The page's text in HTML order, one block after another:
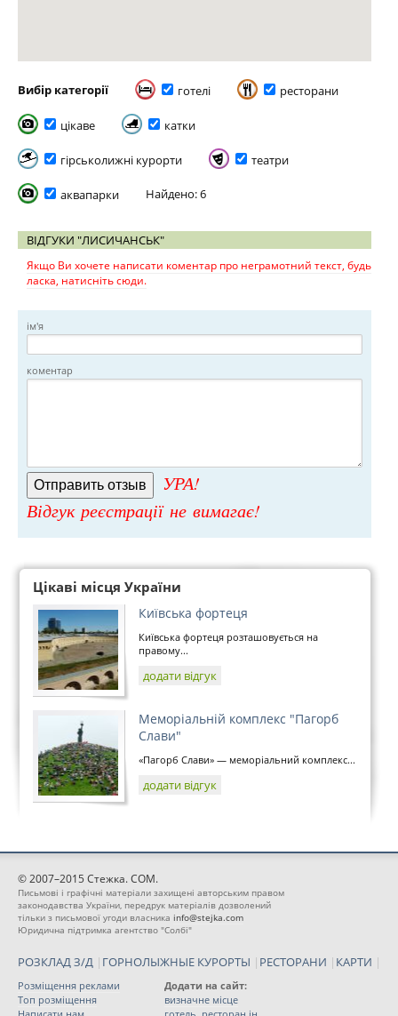
Вибір категорії готелі ресторани
цікаве катки
гірськолижні курорти театри
аквапарки Найдено: 6
ВІДГУКИ "ЛИСИЧАНСЬК"
Якщо Ви хочете написати коментар про неграмотний текст, будь
ласка, натисніть сюди.
ім'я
коментар
УРА!
Відгук реєстрації не вимагає!
Цікаві місця України
Київська фортеця
Київська фортеця розташовується на
правому...
додати відгук
Меморіальній комплекс "Пагорб
Слави"
«Пагорб Слави» — меморіальний комплекс...
додати відгук
© 2007–2015 Стежка. COM.
Письмові і графічні матеріали захищені авторським правом
законодавства України, передрук матеріалів дозволений
тільки з письмової угоди власника info@stejka.com
Юридична підтримка агентство "Солбі"
РОЗКЛАД З/Д | ГОРНОЛЫЖНЫЕ КУРОРТЫ | РЕСТОРАНИ | КАРТИ |
Розміщення реклами
Топ розміщення
Додати на сайт:
визначне місце